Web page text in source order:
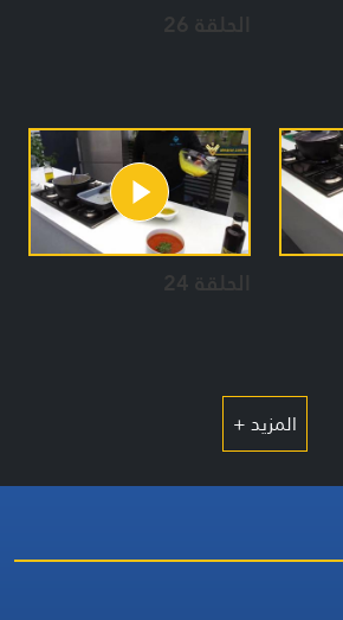
الحلقة 26
الحلقة 24
المزيد +